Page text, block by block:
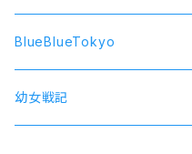
Growth
QUELL
BlueBlueTokyo
幼女戦記